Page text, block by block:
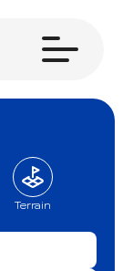
Terrain